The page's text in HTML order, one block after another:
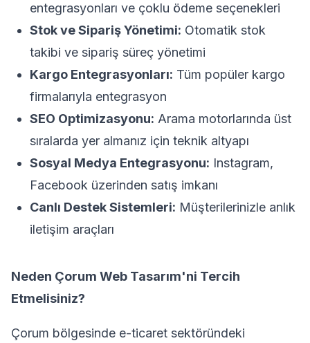
entegrasyonları ve çoklu ödeme seçenekleri
Stok ve Sipariş Yönetimi: Otomatik stok
takibi ve sipariş süreç yönetimi
Kargo Entegrasyonları: Tüm popüler kargo
firmalarıyla entegrasyon
SEO Optimizasyonu: Arama motorlarında üst
sıralarda yer almanız için teknik altyapı
Sosyal Medya Entegrasyonu: Instagram,
Facebook üzerinden satış imkanı
Canlı Destek Sistemleri: Müşterilerinizle anlık
iletişim araçları
Neden Çorum Web Tasarım'ni Tercih
Etmelisiniz?
Çorum bölgesinde e-ticaret sektöründeki